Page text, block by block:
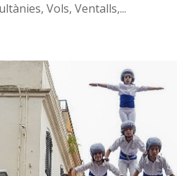
Vols, Ventalls,...